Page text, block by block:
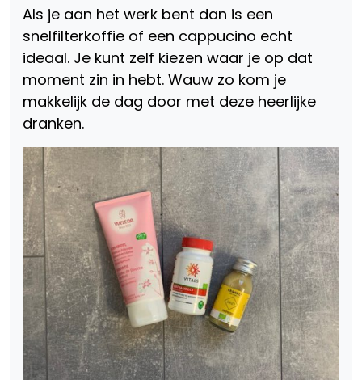
Als je aan het werk bent dan is een
snelfilterkoffie of een cappucino echt
ideaal. Je kunt zelf kiezen waar je op dat
moment zin in hebt. Wauw zo kom je
makkelijk de dag door met deze heerlijke
dranken.